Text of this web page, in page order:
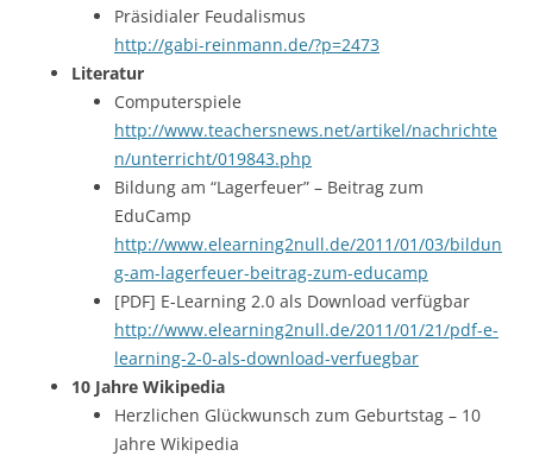
Präsidialer Feudalismus
http://gabi-reinmann.de/?p=2473
Literatur
Computerspiele
http://www.teachersnews.net/artikel/nachrichte
n/unterricht/019843.php
Bildung am “Lagerfeuer” – Beitrag zum
EduCamp
http://www.elearning2null.de/2011/01/03/bildun
g-am-lagerfeuer-beitrag-zum-educamp
[PDF] E-Learning 2.0 als Download verfügbar
http://www.elearning2null.de/2011/01/21/pdf-e-
learning-2-0-als-download-verfuegbar
10 Jahre Wikipedia
Herzlichen Glückwunsch zum Geburtstag – 10
Jahre Wikipedia